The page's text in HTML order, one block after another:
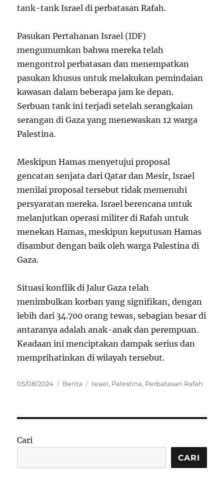
tank-tank Israel di perbatasan Rafah.
Pasukan Pertahanan Israel (IDF)
mengumumkan bahwa mereka telah
mengontrol perbatasan dan menempatkan
pasukan khusus untuk melakukan pemindaian
kawasan dalam beberapa jam ke depan.
Serbuan tank ini terjadi setelah serangkaian
serangan di Gaza yang menewaskan 12 warga
Palestina.
Meskipun Hamas menyetujui proposal
gencatan senjata dari Qatar dan Mesir, Israel
menilai proposal tersebut tidak memenuhi
persyaratan mereka. Israel berencana untuk
melanjutkan operasi militer di Rafah untuk
menekan Hamas, meskipun keputusan Hamas
disambut dengan baik oleh warga Palestina di
Gaza.
Situasi konflik di Jalur Gaza telah
menimbulkan korban yang signifikan, dengan
lebih dari 34.700 orang tewas, sebagian besar di
antaranya adalah anak-anak dan perempuan.
Keadaan ini menciptakan dampak serius dan
memprihatinkan di wilayah tersebut.
Posted
05/08/2024 Categories
Berita Tags
Israel, Palestina, Perbatasan Rafah
Cari
CARI